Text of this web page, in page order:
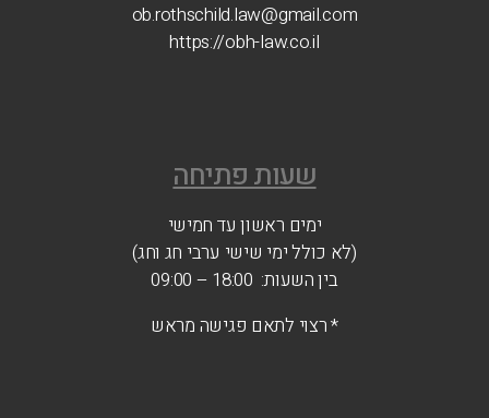
ob.rothschild.law@gmail.com
https://obh-law.co.il
שעות פתיחה
ימים ראשון עד חמישי
(לא כולל ימי שישי ערבי חג וחג)
בין השעות: 18:00 – 09:00
* רצוי לתאם פגישה מראש